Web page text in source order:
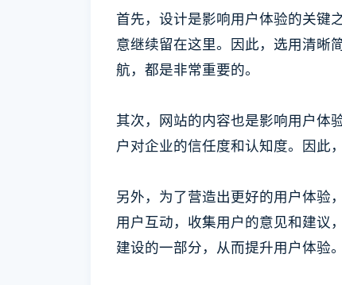
首先，设计是影响用户体验的关键
意继续留在这里。因此，选用清晰
航，都是非常重要的。
其次，网站的内容也是影响用户体
户对企业的信任度和认知度。因此
另外，为了营造出更好的用户体验
用户互动，收集用户的意见和建议
建设的一部分，从而提升用户体验。